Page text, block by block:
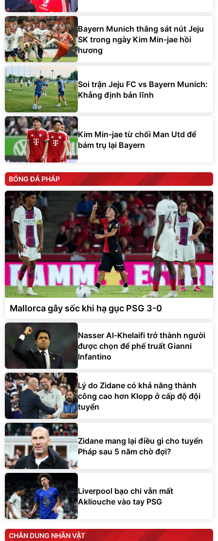
Bayern Munich thắng sát nút Jeju
SK trong ngày Kim Min-jae hồi
hương
Soi trận Jeju FC vs Bayern Munich:
Khẳng định bản lĩnh
Kim Min-jae từ chối Man Utd để
bám trụ lại Bayern
BÓNG ĐÁ PHÁP
Mallorca gây sốc khi hạ gục PSG 3-0
Nasser Al-Khelaifi trở thành người
được chọn để phế truất Gianni
Infantino
Lý do Zidane có khả năng thành
công cao hơn Klopp ở cấp độ đội
tuyển
Zidane mang lại điều gì cho tuyển
Pháp sau 5 năm chờ đợi?
Liverpool bạo chi vẫn mất
Akliouche vào tay PSG
CHÂN DUNG NHÂN VẬT